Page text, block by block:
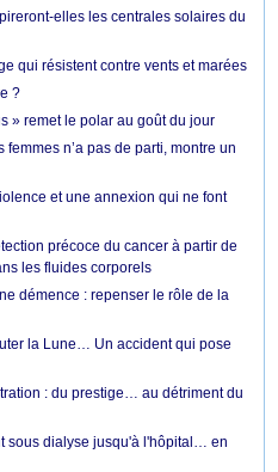
elles les centrales solaires du
qui résistent contre vents et marées
?
» remet le polar au goût du jour
n’a pas de parti, montre un
et une annexion qui ne font
précoce du cancer à partir de
les fluides corporels
démence : repenser le rôle de la
la Lune… Un accident qui pose
: du prestige… au détriment du
sous dialyse jusqu'à l'hôpital… en